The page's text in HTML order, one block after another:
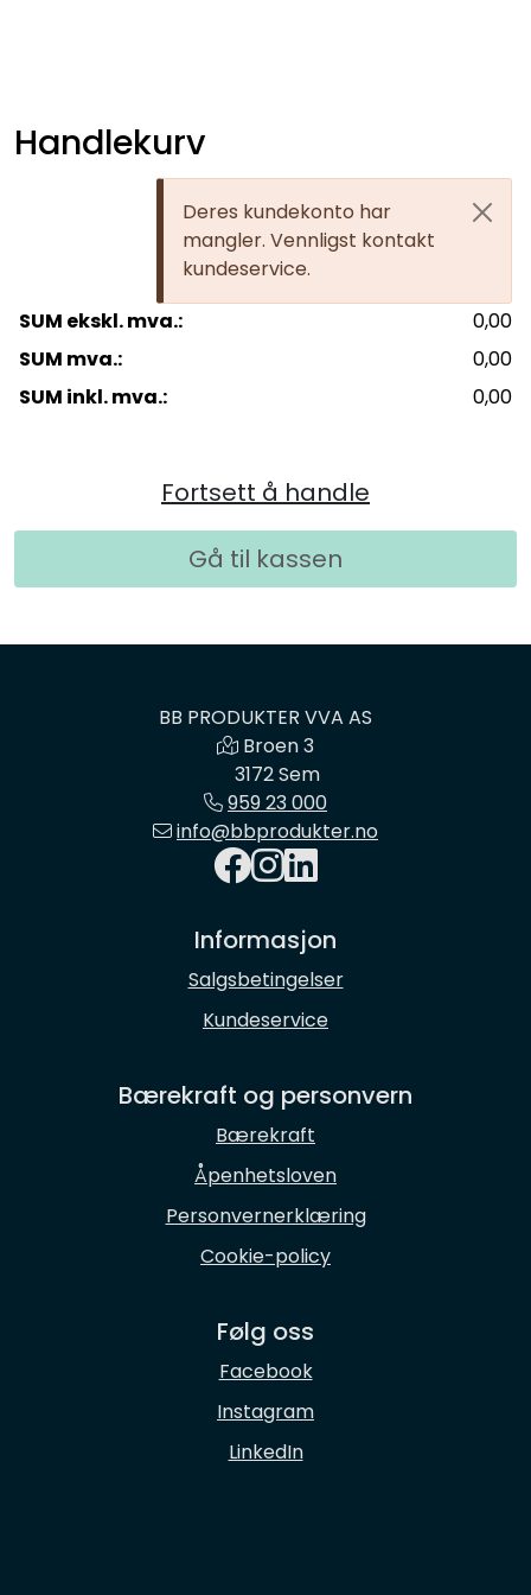
Deres kundekonto har
mangler. Vennligst kontakt
kundeservice.
Handlekurv
Tøm handlevogn
SUM ekskl. mva.:
0,00
SUM mva.:
0,00
SUM inkl. mva.:
0,00
Fortsett å handle
Gå til kassen
BB PRODUKTER VVA AS
Broen 3
3172 Sem
959 23 000
info@bbprodukter.no
Informasjon
Salgsbetingelser
Kundeservice
Bærekraft og personvern
Bærekraft
Åpenhetsloven
Personvernerklæring
Cookie-policy
Følg oss
Facebook
Instagram
LinkedIn
Linjedrenering og fotskraperister
Glatte rør og deler
Trykkrør - og vannledning
Kabelrør og kabelkummer
Betongkummer og justeringsringer
Referanseprosjekter